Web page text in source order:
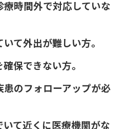
時間外で対応していな
て外出が難しい方。
保できない方。
のフォローアップが必
て近くに医療機関がな